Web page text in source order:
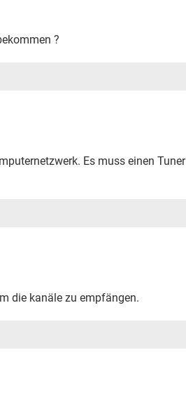
?
Es muss einen Tuner
die kanäle zu empfängen.